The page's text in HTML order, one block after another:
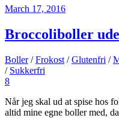
March 17, 2016
Broccoliboller
Boller/Frokost /Glutenfri /
/ Sukkerfri
8
Når jeg skal ud at spise hos
altid mine egne boller med,